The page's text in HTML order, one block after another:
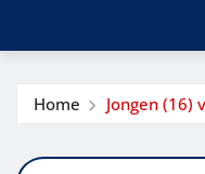
Home Jongen (16)